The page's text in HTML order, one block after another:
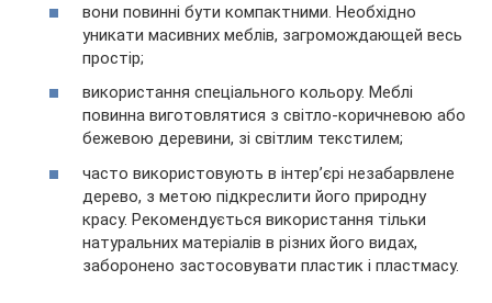
вони повинні бути компактними. Необхідно
уникати масивних меблів, загромождающей весь
простір;
використання спеціального кольору. Меблі
повинна виготовлятися з світло-коричневою або
бежевою деревини, зі світлим текстилем;
часто використовують в інтер’єрі незабарвлене
дерево, з метою підкреслити його природну
красу. Рекомендується використання тільки
натуральних матеріалів в різних його видах,
заборонено застосовувати пластик і пластмасу.